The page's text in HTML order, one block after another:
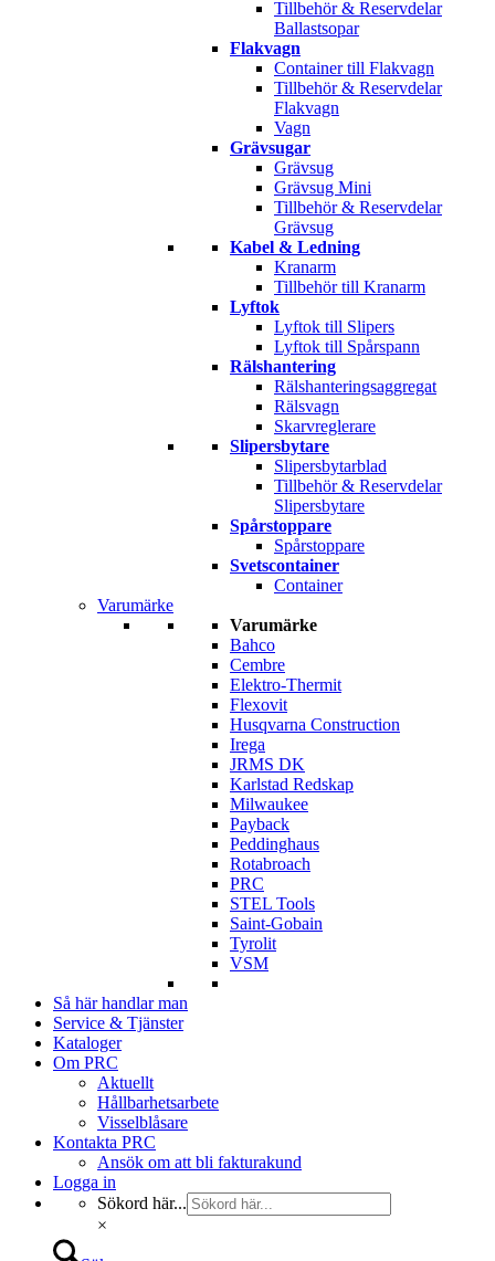
Tillbehör & Reservdelar
Ballastsopar
Flakvagn
Container till Flakvagn
Tillbehör & Reservdelar
Flakvagn
Vagn
Grävsugar
Grävsug
Grävsug Mini
Tillbehör & Reservdelar
Grävsug
Kabel & Ledning
Kranarm
Tillbehör till Kranarm
Lyftok
Lyftok till Slipers
Lyftok till Spårspann
Rälshantering
Rälshanteringsaggregat
Rälsvagn
Skarvreglerare
Slipersbytare
Slipersbytarblad
Tillbehör & Reservdelar
Slipersbytare
Spårstoppare
Spårstoppare
Svetscontainer
Container
Varumärke
Varumärke
Bahco
Cembre
Elektro-Thermit
Flexovit
Husqvarna Construction
Irega
JRMS DK
Karlstad Redskap
Milwaukee
Payback
Peddinghaus
Rotabroach
PRC
STEL Tools
Saint-Gobain
Tyrolit
VSM
Så här handlar man
Service & Tjänster
Kataloger
Om PRC
Aktuellt
Hållbarhetsarbete
Visselblåsare
Kontakta PRC
Ansök om att bli fakturakund
Logga in
Sökord här...
×